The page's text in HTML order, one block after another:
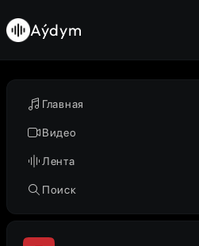
Главная
Видео
Лента
Поиск
Aýdym